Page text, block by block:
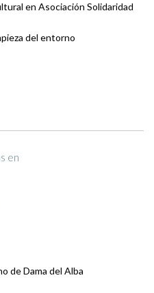
en Asociación Solidaridad
del entorno
en
de Dama del Alba